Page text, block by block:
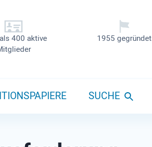
400 aktive
1955 gegründet
SUCHE